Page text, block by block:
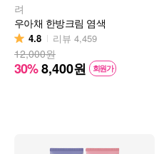
려
우아채 한방크림 염색
4.8 리뷰 4,459
12,000원
30%8,400원 회원가